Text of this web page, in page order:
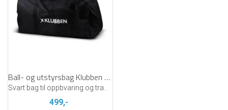
Ball- og utstyrsbag Klubben 128 ltr
499,-